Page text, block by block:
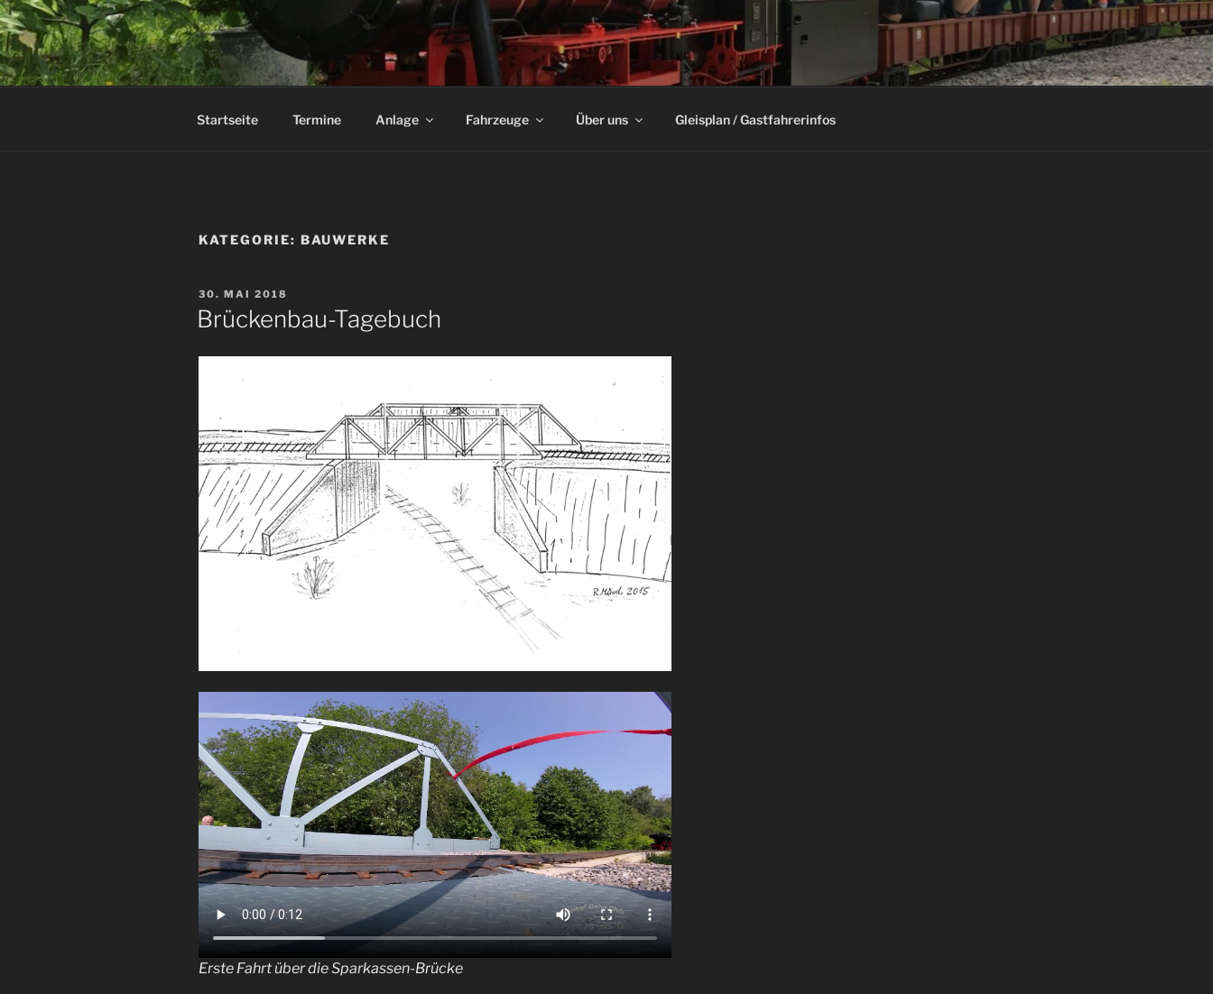
Zum
Inhalt
springen
DAMPF-BAHN-CLUB SPROCKHÖVEL E.V.
Startseite Termine Anlage Fahrzeuge Über uns Gleisplan / Gastfahrerinfos
KATEGORIE: BAUWERKE
VERÖFFENTLICHT
AM
30. MAI 2018
Brückenbau-Tagebuch
Erste Fahrt über die Sparkassen-Brücke